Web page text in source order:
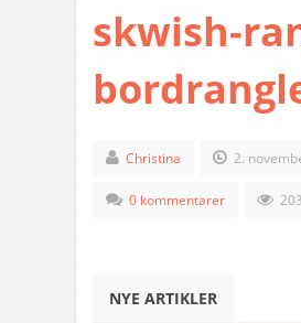
skwish-
Christina 2.
0 kommentarer
NYE ARTIKLER